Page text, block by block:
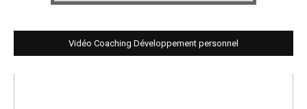
Vidéo Coaching Développement personnel